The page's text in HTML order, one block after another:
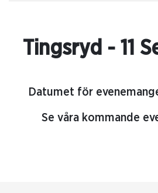
Tingsryd - 11
Datumet för
Se våra kommande